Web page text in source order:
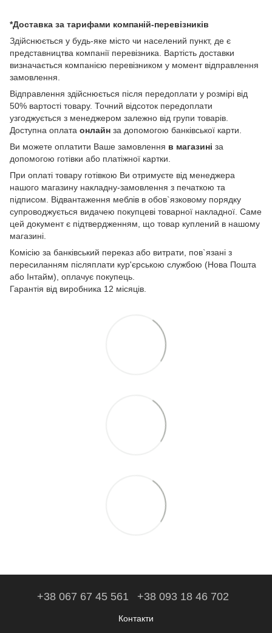
*Доставка за тарифами компаній-перевізників
Здійснюється у будь-яке місто чи населений пункт, де є
представництва компанії перевізника. Вартість доставки
визначається компанією перевізником у момент відправлення
замовлення.
Відправлення здійснюється після передоплати у розмірі від
50% вартості товару. Точний відсоток передоплати
узгоджується з менеджером залежно від групи товарів.
Доступна оплата онлайн за допомогою банківської карти.
Ви можете оплатити Ваше замовлення в магазині за
допомогою готівки або платіжної картки.
При оплаті товару готівкою Ви отримуєте від менеджера
нашого магазину накладну-замовлення з печаткою та
підписом. Відвантаження меблів в обов`язковому порядку
супроводжується видачею покупцеві товарної накладної. Саме
цей документ є підтвердженням, що товар куплений в нашому
магазині.
Комісію за банківський переказ або витрати, пов`язані з
пересиланням післяплати кур'єрською службою (Нова Пошта
або Інтайм), оплачує покупець.
Гарантія від виробника 12 місяців.
+38 067 67 45 561 +38 093 18 46 702
Контакти